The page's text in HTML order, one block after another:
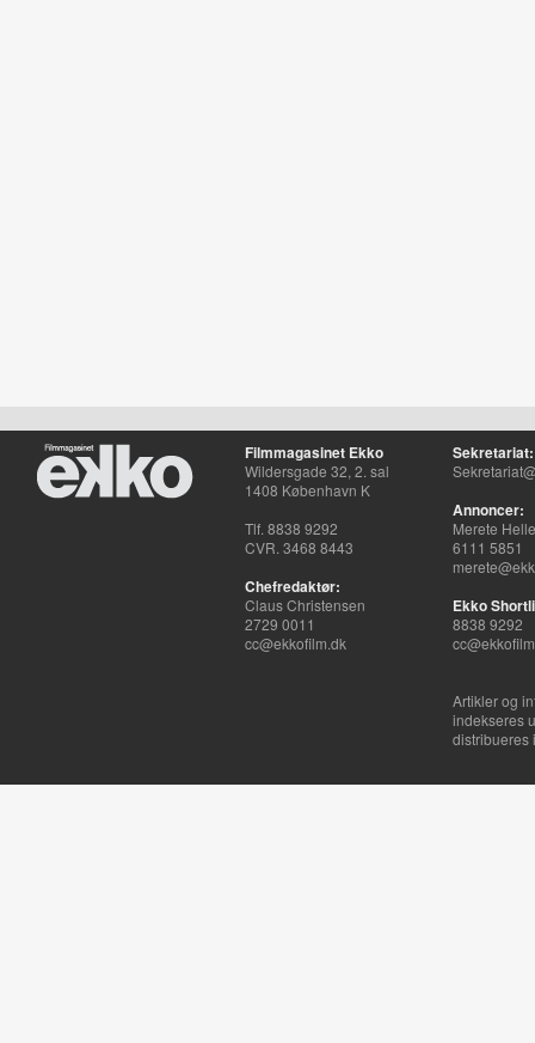
Filmmagasinet Ekko
Wildersgade 32, 2. sal
1408 København K
Tlf. 8838 9292
CVR. 3468 8443
Chefredaktør:
Claus Christensen
2729 0011
cc@ekkofilm.dk
Sekretariat:
Annoncer:
Merete
6111 5851
Ekko
8838 9292
Artikler og
indekseres
distribueres